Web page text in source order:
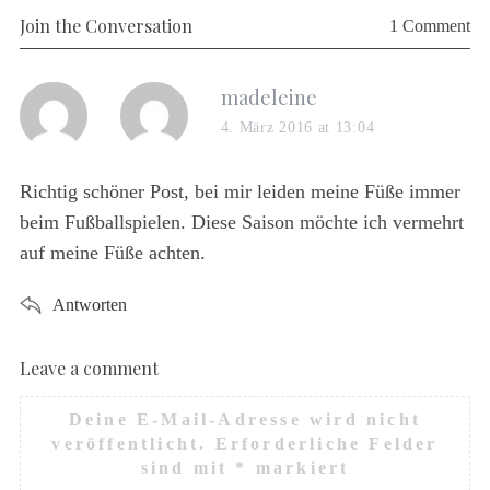
Join the Conversation 1 Comment
s
a
s
:
madeleine
4. März 2016 at 13:04
Richtig schöner Post, bei mir leiden meine Füße immer
beim Fußballspielen. Diese Saison möchte ich vermehrt
auf meine Füße achten.
Antworten
L
e
a
v
Leave a comment
Deine E-Mail-Adresse wird nicht
veröffentlicht.
Erforderliche Felder
sind mit * markiert
r
c
o